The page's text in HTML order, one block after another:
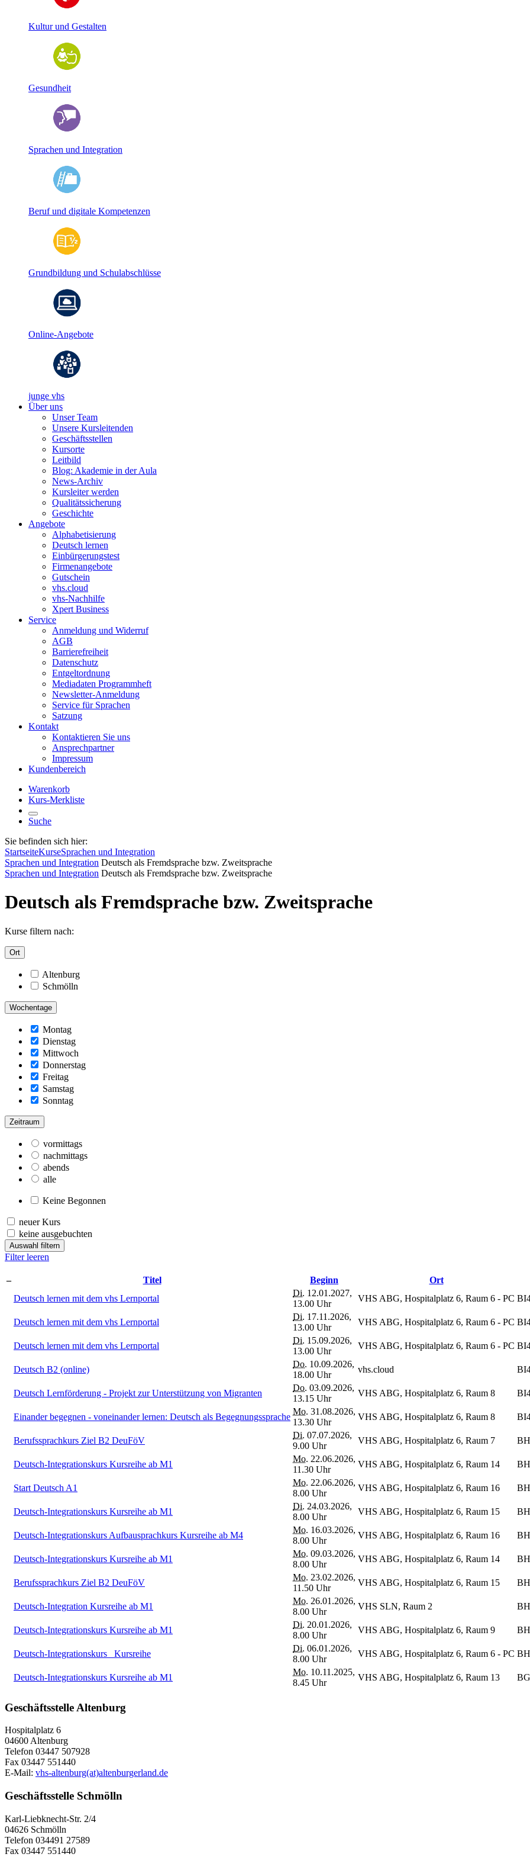
Kultur und Gestalten
Gesundheit
Sprachen und Integration
Beruf und digitale Kompetenzen
Grundbildung und Schulabschlüsse
Online-Angebote
junge vhs
Über uns
Unser Team
Unsere Kursleitenden
Geschäftsstellen
Kursorte
Leitbild
Blog: Akademie in der Aula
News-Archiv
Kursleiter werden
Qualitätssicherung
Geschichte
Angebote
Alphabetisierung
Deutsch lernen
Einbürgerungstest
Firmenangebote
Gutschein
vhs.cloud
vhs-Nachhilfe
Xpert Business
Service
Anmeldung und Widerruf
AGB
Barrierefreiheit
Datenschutz
Entgeltordnung
Mediadaten Programmheft
Newsletter-Anmeldung
Service für Sprachen
Satzung
Kontakt
Kontaktieren Sie uns
Ansprechpartner
Impressum
Kundenbereich
Warenkorb
Kurs-Merkliste
Suche
Sie befinden sich hier:
StartseiteKurseSprachen und Integration
Sprachen und Integration Deutsch als Fremdsprache bzw. Zweitsprache
Sprachen und Integration Deutsch als Fremdsprache bzw. Zweitsprache
Deutsch als Fremdsprache bzw. Zweitsprache
Kurse filtern nach:
Ort
Altenburg
Schmölln
Wochentage
Montag
Dienstag
Mittwoch
Donnerstag
Freitag
Samstag
Sonntag
Zeitraum
vormittags
nachmittags
abends
alle
Keine Begonnen
neuer Kurs
keine ausgebuchten
Auswahl filtern
Filter leeren
– Titel Beginn Ort
Deutsch lernen mit dem vhs Lernportal
Di. 12.01.2027,
13.00 Uhr
VHS ABG, Hospitalplatz 6, Raum 6 - PC
Deutsch lernen mit dem vhs Lernportal
Di. 17.11.2026,
13.00 Uhr
VHS ABG, Hospitalplatz 6, Raum 6 - PC
Deutsch lernen mit dem vhs Lernportal
Di. 15.09.2026,
13.00 Uhr
VHS ABG, Hospitalplatz 6, Raum 6 - PC
Deutsch B2 (online)
Do. 10.09.2026,
18.00 Uhr
vhs.cloud
Deutsch Lernförderung - Projekt zur Unterstützung von Migranten
Do. 03.09.2026,
13.15 Uhr
VHS ABG, Hospitalplatz 6, Raum 8
Einander begegnen - voneinander lernen: Deutsch als Begegnungssprache
Mo. 31.08.2026,
13.30 Uhr
VHS ABG, Hospitalplatz 6, Raum 8
Berufssprachkurs Ziel B2 DeuFöV
Di. 07.07.2026,
9.00 Uhr
VHS ABG, Hospitalplatz 6, Raum 7
Deutsch-Integrationskurs Kursreihe ab M1
Mo. 22.06.2026,
11.30 Uhr
VHS ABG, Hospitalplatz 6, Raum 14
Start Deutsch A1
Mo. 22.06.2026,
8.00 Uhr
VHS ABG, Hospitalplatz 6, Raum 16
Deutsch-Integrationskurs Kursreihe ab M1
Di. 24.03.2026,
8.00 Uhr
VHS ABG, Hospitalplatz 6, Raum 15
Deutsch-Integrationskurs Aufbausprachkurs Kursreihe ab M4
Mo. 16.03.2026,
8.00 Uhr
VHS ABG, Hospitalplatz 6, Raum 16
Deutsch-Integrationskurs Kursreihe ab M1
Mo. 09.03.2026,
8.00 Uhr
VHS ABG, Hospitalplatz 6, Raum 14
Berufssprachkurs Ziel B2 DeuFöV
Mo. 23.02.2026,
11.50 Uhr
VHS ABG, Hospitalplatz 6, Raum 15
Deutsch-Integration Kursreihe ab M1
Mo. 26.01.2026,
8.00 Uhr
VHS SLN, Raum 2
Deutsch-Integrationskurs Kursreihe ab M1
Di. 20.01.2026,
8.00 Uhr
VHS ABG, Hospitalplatz 6, Raum 9
Deutsch-Integrationskurs_ Kursreihe
Di. 06.01.2026,
8.00 Uhr
VHS ABG, Hospitalplatz 6, Raum 6 - PC
Deutsch-Integrationskurs Kursreihe ab M1
Mo. 10.11.2025,
8.45 Uhr
VHS ABG, Hospitalplatz 6, Raum 13
Geschäftsstelle Altenburg
Hospitalplatz 6
04600 Altenburg
Telefon 03447 507928
Fax 03447 551440
E-Mail: vhs-altenburg(at)altenburgerland.de
Geschäftsstelle Schmölln
Karl-Liebknecht-Str. 2/4
04626 Schmölln
Telefon 034491 27589
Fax 03447 551440